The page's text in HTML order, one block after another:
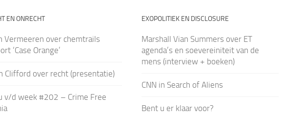
EN ONRECHT
Vermeeren over chemtrails
‘Case Orange’
Clifford over recht (presentatie)
v/d week #202 – Crime Free
EXOPOLITIEK EN DISCLOSURE
Marshall Vian Summers over ET
agenda’s en soevereiniteit van de
mens (interview + boeken)
CNN in Search of Aliens
Bent u er klaar voor?